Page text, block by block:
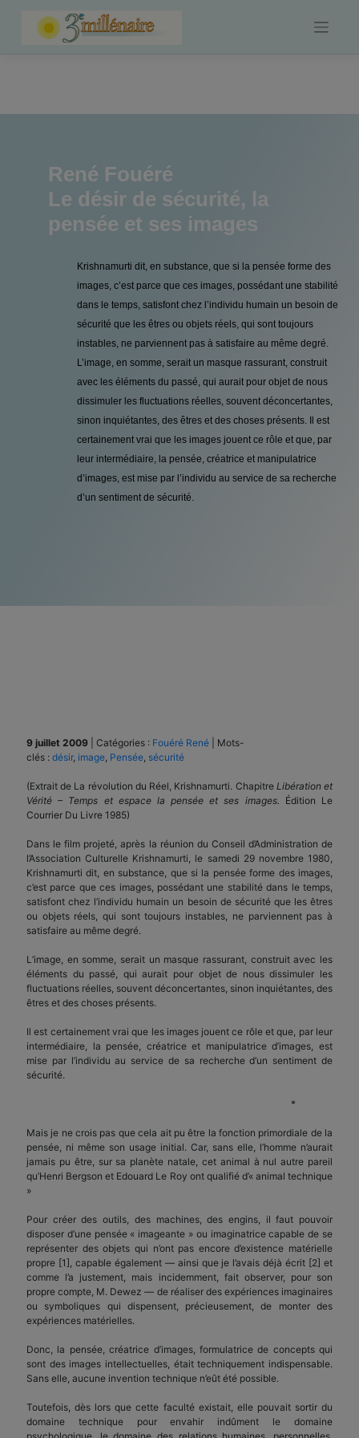
René Fouéré
Le désir de sécurité, la
pensée et ses images
Krishnamurti dit, en substance, que si la pensée forme des
images, c’est parce que ces images, possédant une stabilité
dans le temps, satisfont chez l’individu humain un besoin de
sécurité que les êtres ou objets réels, qui sont toujours
instables, ne parviennent pas à satisfaire au même degré.
L’image, en somme, serait un masque rassurant, construit
avec les éléments du passé, qui aurait pour objet de nous
dissimuler les fluctuations réelles, souvent déconcertantes,
sinon inquiétantes, des êtres et des choses présents. Il est
certainement vrai que les images jouent ce rôle et que, par
leur intermédiaire, la pensée, créatrice et manipulatrice
d’images, est mise par l’individu au service de sa recherche
d’un sentiment de sécurité.
9 juillet 2009 Catégories : Fouéré René
Mots-
clés : désir, image Pensée sécurité
(Extrait de La révolution du Réel, Krishnamurti. Chapitre Libération et
Vérité – Temps et espace la pensée et ses images. Édition Le
Courrier Du Livre 1985)
Dans le film projeté, après la réunion du Conseil d’Administration de
l’Association Culturelle Krishnamurti, le samedi 29 novembre 1980,
Krishnamurti dit, en substance, que si la pensée forme des images,
c’est parce que ces images, possédant une stabilité dans le temps,
satisfont chez l’individu humain un besoin de sécurité que les êtres
ou objets réels, qui sont toujours instables, ne parviennent pas à
satisfaire au même degré.
L’image, en somme, serait un masque rassurant, construit avec les
éléments du passé, qui aurait pour objet de nous dissimuler les
fluctuations réelles, souvent déconcertantes, sinon inquiétantes, des
êtres et des choses présents.
Il est certainement vrai que les images jouent ce rôle et que, par leur
intermédiaire, la pensée, créatrice et manipulatrice d’images, est
mise par l’individu au service de sa recherche d’un sentiment de
sécurité.
*
Mais je ne crois pas que cela ait pu être la fonction primordiale de la
pensée, ni même son usage initial. Car, sans elle, l’homme n’aurait
jamais pu être, sur sa planète natale, cet animal à nul autre pareil
qu’Henri Bergson et Edouard Le Roy ont qualifié d’« animal technique
»
Pour créer des outils, des machines, des engins, il faut pouvoir
disposer d’une pensée « imageante » ou imaginatrice capable de se
représenter des objets qui n’ont pas encore d’existence matérielle
propre [1], capable également — ainsi que je l’avais déjà écrit [2] et
comme l’a justement, mais incidemment, fait observer, pour son
propre compte, M. Dewez — de réaliser des expériences imaginaires
ou symboliques qui dispensent, précieusement, de monter des
expériences matérielles.
Donc, la pensée, créatrice d’images, formulatrice de concepts qui
sont des images intellectuelles, était techniquement indispensable.
Sans elle, aucune invention technique n’eût été possible.
Toutefois, dès lors que cette faculté existait, elle pouvait sortir du
domaine technique pour envahir indûment le domaine